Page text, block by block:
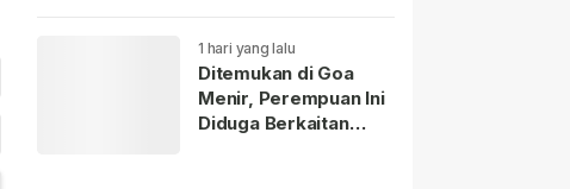
1 hari yang lalu
Ditemukan di Goa
Menir, Perempuan Ini
Diduga Berkaitan